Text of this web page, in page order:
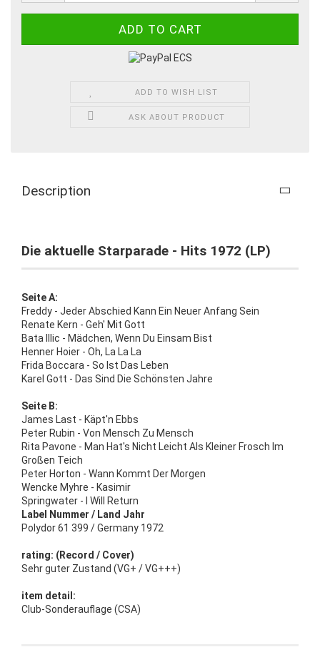
ADD TO WISH LIST
ASK ABOUT PRODUCT
Description
Die aktuelle Starparade - Hits 1972 (LP)
Seite A:
Freddy - Jeder Abschied Kann Ein Neuer Anfang Sein
Renate Kern - Geh' Mit Gott
Bata Illic - Mädchen, Wenn Du Einsam Bist
Henner Hoier - Oh, La La La
Frida Boccara - So Ist Das Leben
Karel Gott - Das Sind Die Schönsten Jahre
Seite B:
James Last - Käpt'n Ebbs
Peter Rubin - Von Mensch Zu Mensch
Rita Pavone - Man Hat's Nicht Leicht Als Kleiner Frosch Im
Großen Teich
Peter Horton - Wann Kommt Der Morgen
Wencke Myhre - Kasimir
Springwater - I Will Return
Label Nummer / Land Jahr
Polydor 61 399 / Germany 1972
rating: (Record / Cover)
Sehr guter Zustand (VG+ / VG+++)
item detail:
Club-Sonderauflage (CSA)